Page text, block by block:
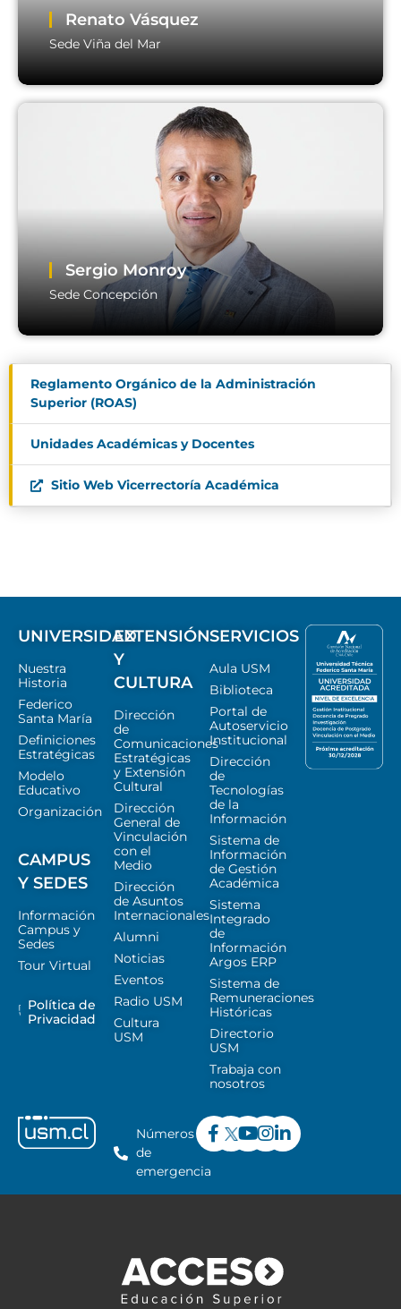
Renato Vásquez
Sede Viña del Mar
Ricardo Cahe
director.academico.jmc@usm.cl
Sergio Monroy
Sede Concepción
Rafael Solar
Sede Concepción
Email: dac.concepcion@usm.cl
Reglamento Orgánico de la Administración
Superior (ROAS)
Unidades Académicas y Docentes
Sitio Web Vicerrectoría Académica
UNIVERSIDAD
Nuestra
Historia
Federico
Santa María
Definiciones
Estratégicas
Modelo
Educativo
Organización
CAMPUS
Y SEDES
Información
Campus y
Sedes
Tour Virtual
Política de
Privacidad
EXTENSIÓN
Y
CULTURA
Dirección
de
Comunicaciones
Estratégicas
y Extensión
Cultural
Dirección
General de
Vinculación
con el
Medio
Dirección
de Asuntos
Internacionales
Alumni
Noticias
Eventos
Radio USM
Cultura
USM
SERVICIOS
Aula USM
Biblioteca
Portal de
Autoservicio
Institucional
Dirección
de
Tecnologías
de la
Información
Sistema de
Información
de Gestión
Académica
Sistema
Integrado
de
Información
Argos ERP
Sistema de
Remuneraciones
Históricas
Directorio
USM
Trabaja con
nosotros
Números
de
emergencia